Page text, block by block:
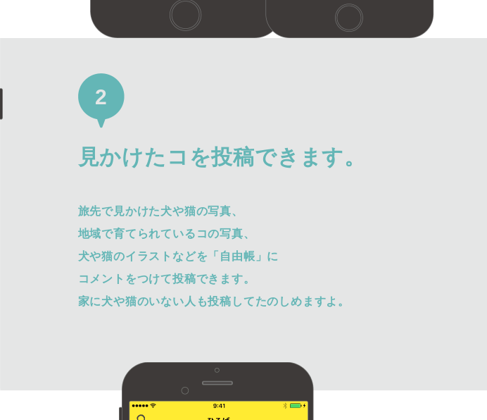
2
見かけたコを投稿できます。
旅先で見かけた犬や猫の写真、
地域で育てられているコの写真、
犬や猫のイラストなどを「自由帳」に
コメントをつけて投稿できます。
家に犬や猫のいない人も投稿してたのしめますよ。